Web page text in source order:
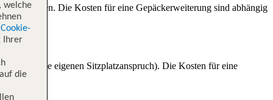
werden. Die Kosten für eine Gepäckerweiterung sind abhängig
ohne eigenen Sitzplatzanspruch). Die Kosten für eine
welche
Cookie-
Ihrer
die